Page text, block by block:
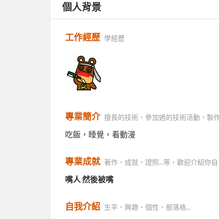
個人背景
工作經歷 學經歷
專業簡介 擅長的技術、參加過的技術活動、製
吃飯，睡覺，看動漫
專業成就 著作、成就、證照...等，歡迎介紹你
嘴人 然後被嘴
自我介紹 生平、興趣、個性、部落格...